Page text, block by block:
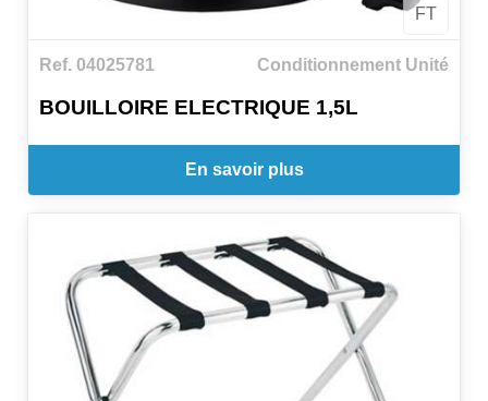
FT
Ref. 04025781 Conditionnement Unité
BOUILLOIRE ELECTRIQUE 1,5L
En savoir plus